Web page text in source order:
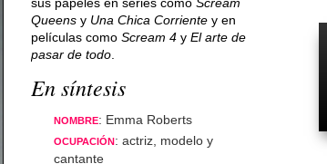
Queens y Una Chica Corriente y en
películas como Scream 4 y El arte de
pasar de todo
En síntesis
NOMBRE: Emma Roberts
OCUPACIÓN: actriz, modelo y
cantante